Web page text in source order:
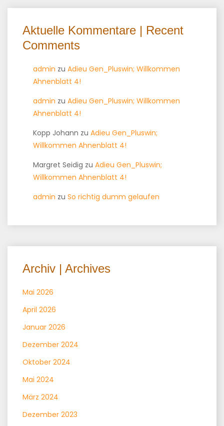
Aktuelle Kommentare | Recent
Comments
admin zu Adieu Gen_Pluswin; Willkommen
Ahnenblatt 4!
admin zu Adieu Gen_Pluswin; Willkommen
Ahnenblatt 4!
Kopp Johann zu Adieu Gen_Pluswin;
Willkommen Ahnenblatt 4!
Margret Seidig zu Adieu Gen_Pluswin;
Willkommen Ahnenblatt 4!
admin zu So richtig dumm gelaufen
Archiv | Archives
Mai 2026
April 2026
Januar 2026
Dezember 2024
Oktober 2024
Mai 2024
März 2024
Dezember 2023